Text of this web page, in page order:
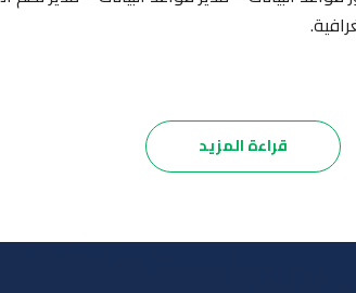
– عالم بيانات – مهندس البرمجة اللغوية
قراءة المزيد